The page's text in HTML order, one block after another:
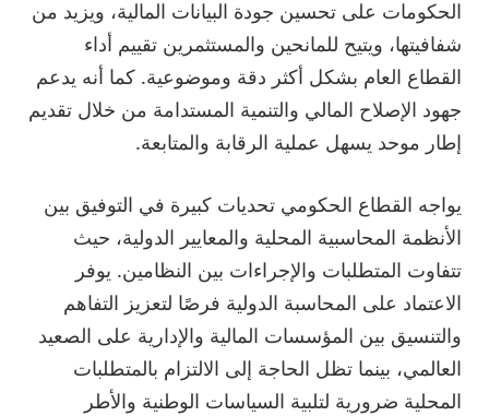
الحكومات على تحسين جودة البيانات المالية، ويزيد من
شفافيتها، ويتيح للمانحين والمستثمرين تقييم أداء
القطاع العام بشكل أكثر دقة وموضوعية. كما أنه يدعم
جهود الإصلاح المالي والتنمية المستدامة من خلال تقديم
إطار موحد يسهل عملية الرقابة والمتابعة.
يواجه القطاع الحكومي تحديات كبيرة في التوفيق بين
الأنظمة المحاسبية المحلية والمعايير الدولية، حيث
تتفاوت المتطلبات والإجراءات بين النظامين. يوفر
الاعتماد على المحاسبة الدولية فرصًا لتعزيز التفاهم
والتنسيق بين المؤسسات المالية والإدارية على الصعيد
العالمي، بينما تظل الحاجة إلى الالتزام بالمتطلبات
المحلية ضرورية لتلبية السياسات الوطنية والأطر